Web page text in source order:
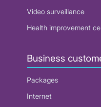
Video surveillance
Health improvement
Business
Packages
Internet